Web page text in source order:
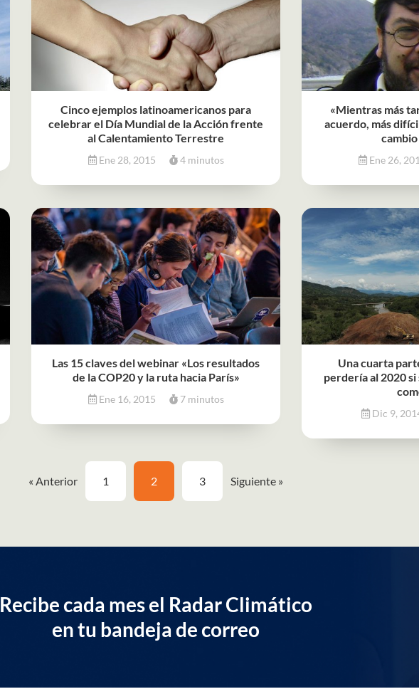
Cinco ejemplos latinoamericanos para
celebrar el Día Mundial de la Acción frente
al Calentamiento Terrestre
Ene 28, 2015 4 minutos
«Mientras más
acuerdo, más
Ene 26,
Las 15 claves del webinar «Los resultados
de la COP20 y la ruta hacia París»
Ene 16, 2015 7 minutos
Una cuarta
perdería al 2020
Dic 9,
« Anterior 1 2 3 Siguiente »
Recibe cada mes el Radar Climático
en tu bandeja de correo